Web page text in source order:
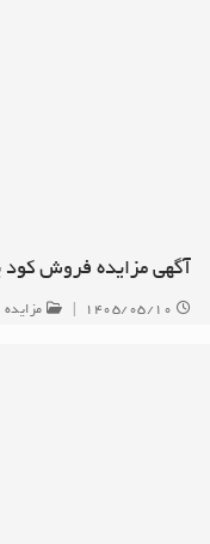
آگهی مزایده فروش کود
۱۴۰۵/۰۵/۱۰ مزایده